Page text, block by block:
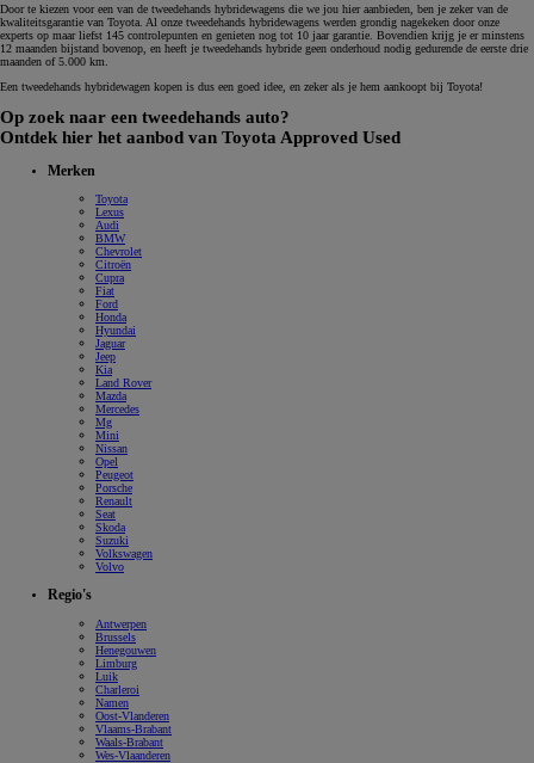
Door te kiezen voor een van de tweedehands hybridewagens die we jou hier aanbieden, ben je zeker van de
kwaliteitsgarantie van Toyota. Al onze tweedehands hybridewagens werden grondig nagekeken door onze
experts op maar liefst 145 controlepunten en genieten nog tot 10 jaar garantie. Bovendien krijg je er minstens
12 maanden bijstand bovenop, en heeft je tweedehands hybride geen onderhoud nodig gedurende de eerste drie
maanden of 5.000 km.
Een tweedehands hybridewagen kopen is dus een goed idee, en zeker als je hem aankoopt bij Toyota!
Op zoek naar een tweedehands auto?
Ontdek hier het aanbod van Toyota Approved Used
Merken
Toyota
Lexus
Audi
BMW
Chevrolet
Citroën
Cupra
Fiat
Ford
Honda
Hyundai
Jaguar
Jeep
Kia
Land Rover
Mazda
Mercedes
Mg
Mini
Nissan
Opel
Peugeot
Porsche
Renault
Seat
Skoda
Suzuki
Volkswagen
Volvo
Regio's
Antwerpen
Brussels
Henegouwen
Limburg
Luik
Charleroi
Namen
Oost-Vlanderen
Vlaams-Brabant
Waals-Brabant
Wes-Vlaanderen